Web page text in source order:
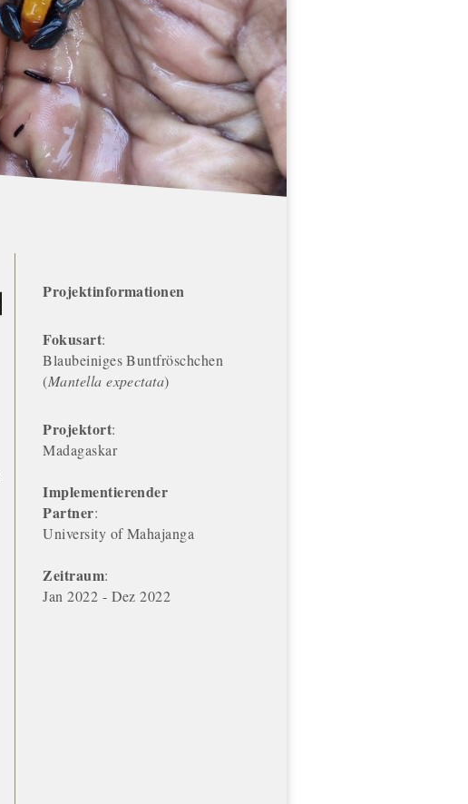
Projektinformationen
Fokusart:
Blaubeiniges Buntfröschchen
(Mantella expectata)
Projektort:
Madagaskar
Implementierender
Partner:
University of Mahajanga
Zeitraum:
Jan 2022 - Dez 2022